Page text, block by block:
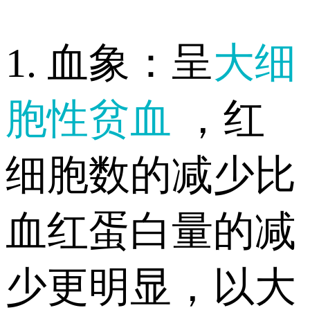
1. 血象：呈大细
胞性贫血
，红
细胞数的减少比
血红蛋白量的减
少更明显，以大